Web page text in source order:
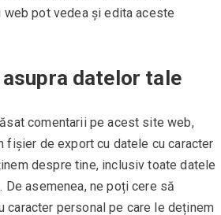
pot vedea și edita aceste
datelor tale
comentarii pe acest site web,
fișier de export cu datele cu caracter
despre tine, inclusiv toate datele
asemenea, ne poți cere să
caracter personal pe care le deținem